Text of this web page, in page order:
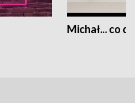
Michał... co